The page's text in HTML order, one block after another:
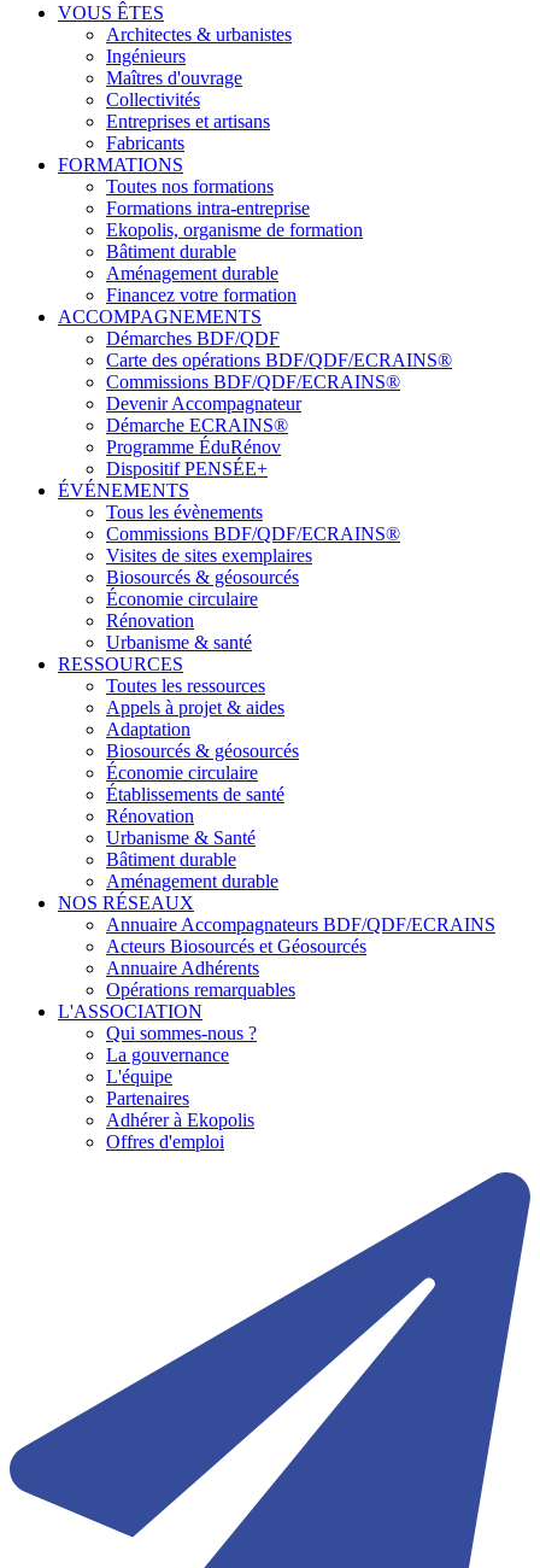
VOUS ÊTES
Architectes & urbanistes
Ingénieurs
Maîtres d'ouvrage
Collectivités
Entreprises et artisans
Fabricants
FORMATIONS
Toutes nos formations
Formations intra-entreprise
Ekopolis, organisme de formation
Bâtiment durable
Aménagement durable
Financez votre formation
ACCOMPAGNEMENTS
Démarches BDF/QDF
Carte des opérations BDF/QDF/ECRAINS®
Commissions BDF/QDF/ECRAINS®
Devenir Accompagnateur
Démarche ECRAINS®
Programme ÉduRénov
Dispositif PENSÉE+
ÉVÉNEMENTS
Tous les évènements
Commissions BDF/QDF/ECRAINS®
Visites de sites exemplaires
Biosourcés & géosourcés
Économie circulaire
Rénovation
Urbanisme & santé
RESSOURCES
Toutes les ressources
Appels à projet & aides
Adaptation
Biosourcés & géosourcés
Économie circulaire
Établissements de santé
Rénovation
Urbanisme & Santé
Bâtiment durable
Aménagement durable
NOS RÉSEAUX
Annuaire Accompagnateurs BDF/QDF/ECRAINS
Acteurs Biosourcés et Géosourcés
Annuaire Adhérents
Opérations remarquables
L'ASSOCIATION
Qui sommes-nous ?
La gouvernance
L'équipe
Partenaires
Adhérer à Ekopolis
Offres d'emploi